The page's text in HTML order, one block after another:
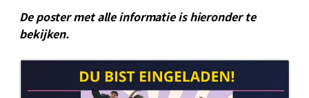
De poster met alle informatie is hieronder te
bekijken.